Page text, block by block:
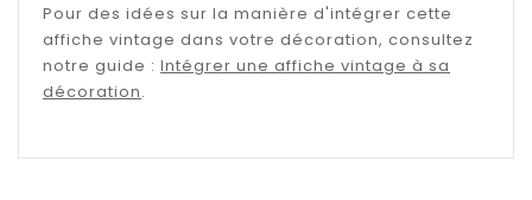
Pour des idées sur la manière d'intégrer cette
affiche vintage dans votre décoration, consultez
notre guide : Intégrer une affiche vintage à sa
décoration.